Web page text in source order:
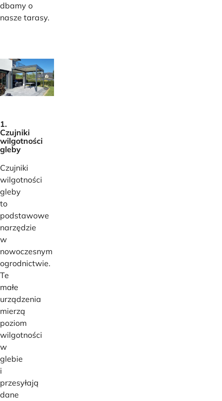
dbamy o
nasze tarasy.
1.
Czujniki
wilgotności
gleby
Czujniki
wilgotności
gleby
to
podstawowe
narzędzie
w
nowoczesnym
ogrodnictwie.
Te
małe
urządzenia
mierzą
poziom
wilgotności
w
glebie
i
przesyłają
dane